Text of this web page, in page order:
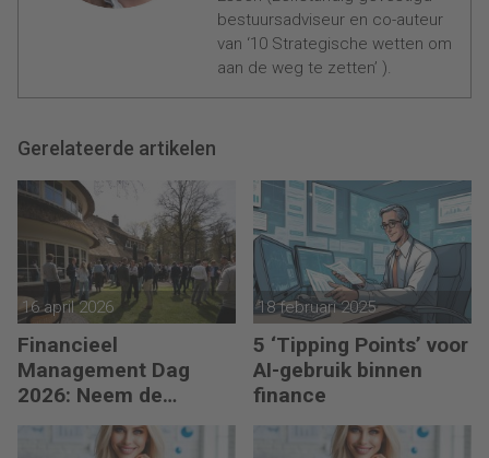
bestuursadviseur en co-auteur
van ‘10 Strategische wetten om
aan de weg te zetten’ ).
Gerelateerde artikelen
16 april 2026
Financieel
Management Dag
2026: Neem de
toekomst in eigen
18 februari 2025
5 ‘Tipping Points’ voor
AI-gebruik binnen
finance